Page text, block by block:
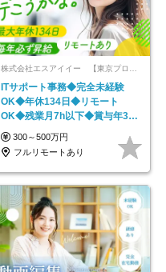
株式会社エスアイイー 【東京プロマーケット上場】
ITサポート事務◆完全未経験
OK◆年休134日◆リモート
OK◆残業月7h以下◆賞与年3回
◆5年目まで必ず昇給
300～500万円
フルリモートあり